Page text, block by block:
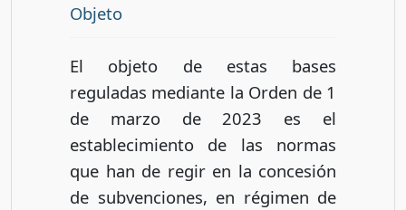
Objeto
El objeto de estas bases
reguladas mediante la Orden de 1
de marzo de 2023 es el
establecimiento de las normas
que han de regir en la concesión
de subvenciones, en régimen de